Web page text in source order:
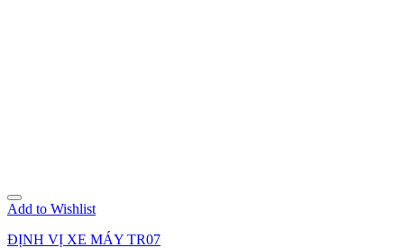
Add to Wishlist
ĐỊNH VỊ XE MÁY TR07